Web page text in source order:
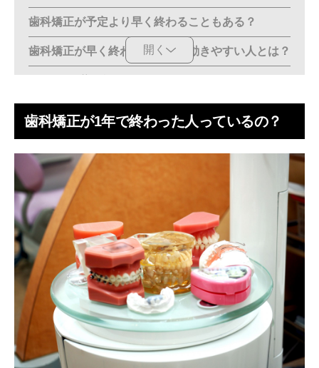
歯科矯正が予定より早く終わることもある？
歯科矯正が早く終わる人・歯が動きやすい人とは？
歯並びの悪さが軽度な人
ドクターの指示を守る
開始後どれくらいから歯並びは変化する？
歯科矯正を早く終わらせても保定期間は必要
歯科矯正を早く終わらせる5つの方法
コルチコトミー法
インプラント矯正
オルソパルス
部分矯正
開く
歯科矯正が1年で終わった人っているの？